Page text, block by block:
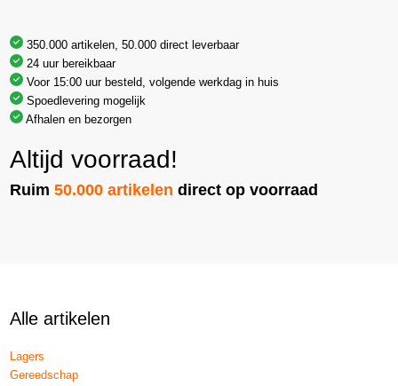
350.000 artikelen, 50.000 direct leverbaar
24 uur bereikbaar
Voor 15:00 uur besteld, volgende werkdag in huis
Spoedlevering mogelijk
Afhalen en bezorgen
Altijd voorraad!
Ruim50.000 artikelen direct op voorraad
Alle artikelen
Lagers
Gereedschap